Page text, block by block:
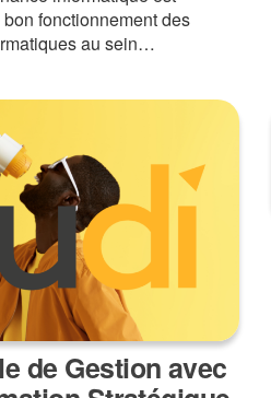
fonctionnement des
au sein…
de Gestion avec